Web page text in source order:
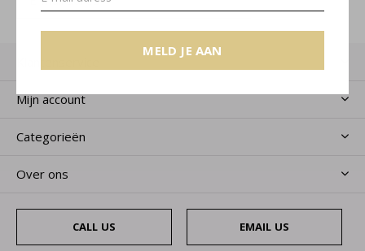
MELD JE AAN
Mijn account
Categorieën
Over ons
CALL US EMAIL US